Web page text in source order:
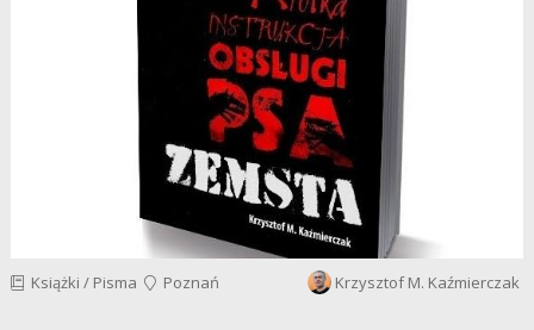
Książki / Pisma Poznań Krzysztof M. Kaźmierczak